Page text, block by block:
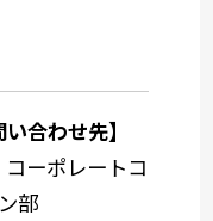
合わせ先】
ーポレートコ
部